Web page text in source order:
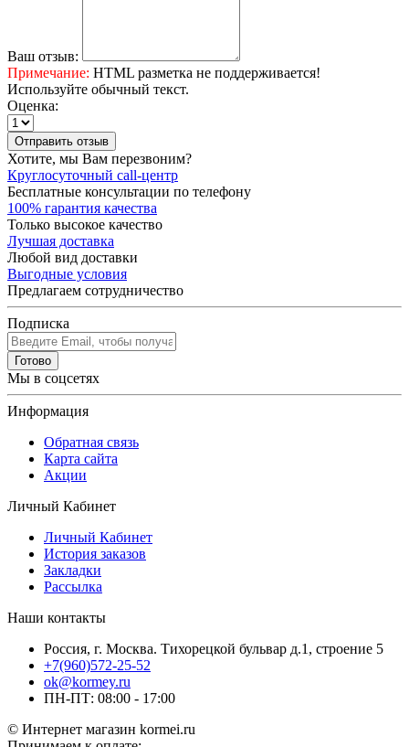
Ваш отзыв:
Примечание: HTML разметка не поддерживается!
Используйте обычный текст.
Оценка:
Отправить отзыв
Хотите, мы Вам перезвоним?
Круглосуточный call-центр
Бесплатные консультации по телефону
100% гарантия качества
Только высокое качество
Лучшая доставка
Любой вид доставки
Выгодные условия
Предлагаем сотрудничество
Подписка
Готово
Мы в соцсетях
Информация
Обратная связь
Карта сайта
Акции
Личный Кабинет
Личный Кабинет
История заказов
Закладки
Рассылка
Наши контакты
Россия, г. Москва. Тихорецкой бульвар д.1, строение 5
+7(960)572-25-52
ok@kormey.ru
ПН-ПТ: 08:00 - 17:00
© Интернет магазин kormei.ru